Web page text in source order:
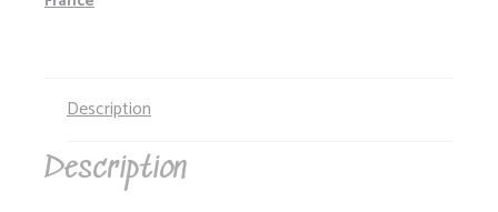
Description
Description